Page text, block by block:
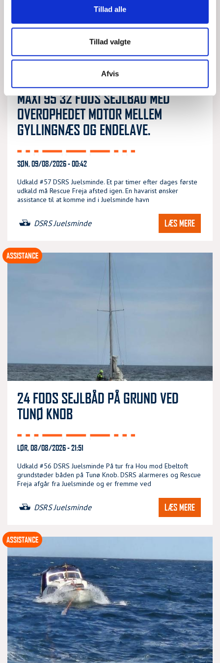
Tillad alle
Tillad valgte
Afvis
MAXI 95 32 FODS SEJLBÅD MED
OVEROPHEDET MOTOR MELLEM
GYLLINGNÆS OG ENDELAVE.
SØN, 09/08/2026 - 00:42
Udkald #57 DSRS Juelsminde. Et par timer efter dages første
udkald må Rescue Freja afsted igen. En havarist ønsker
assistance til at komme ind i Juelsminde havn
DSRS Juelsminde LÆS MERE
24 FODS SEJLBÅD PÅ GRUND VED
TUNØ KNOB
LØR, 08/08/2026 - 21:51
Udkald #56 DSRS Juelsminde På tur fra Hou mod Ebeltoft
grundstøder båden på Tunø Knob. DSRS alarmeres og Rescue
Freja afgår fra Juelsminde og er fremme ved
DSRS Juelsminde LÆS MERE
ASSISTANCE
ASSISTANCE